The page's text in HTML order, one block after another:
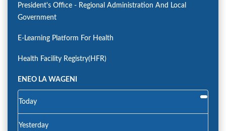
President's Office - Regional Administration And Local
Government
E-Learning Platform For Health
Health Facility Registry(HFR)
ENEO LA WAGENI
Today
Yesterday